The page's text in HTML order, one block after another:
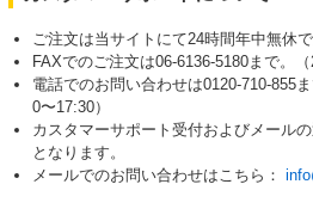
ご注文は当サイトにて24時間年中無休
FAXでのご注文は06-6136-5180まで。（
電話でのお問い合わせは0120-710-855
0〜17:30）
カスタマーサポート受付およびメール
となります。
メールでのお問い合わせはこちら：